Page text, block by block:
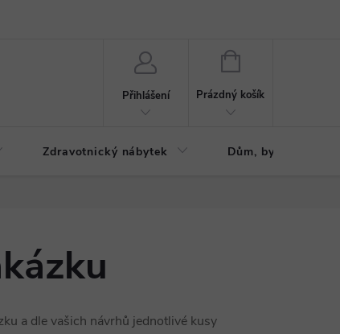
Přihlášení
NÁKUPNÍ
Prázdný košík
Zdravotnický nábytek Dům, byt, zahrada
a dle vašich návrhů jednotlivé kusy